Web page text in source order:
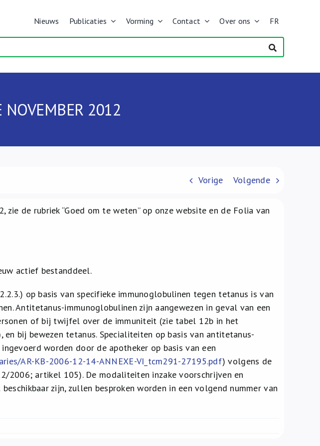
Nieuws Publicaties Vorming Contact Over ons FR
NOVEMBER 2012
Vorige Volgende
zie de rubriek “Goed om te weten” op onze website en de Folia van
actief bestanddeel.
op basis van specifieke immunoglobulinen tegen tetanus is van
Antitetanus-immunoglobulinen zijn aangewezen in geval van een
of bij twijfel over de immuniteit (zie tabel 12b in het
en bij bewezen tetanus. Specialiteiten op basis van antitetanus-
worden door de apotheker op basis van een
AR-KB-2006-12-14-ANNEXE-VI_tcm291-27195.pdf) volgens de
artikel 105). De modaliteiten inzake voorschrijven en
zijn, zullen besproken worden in een volgend nummer van